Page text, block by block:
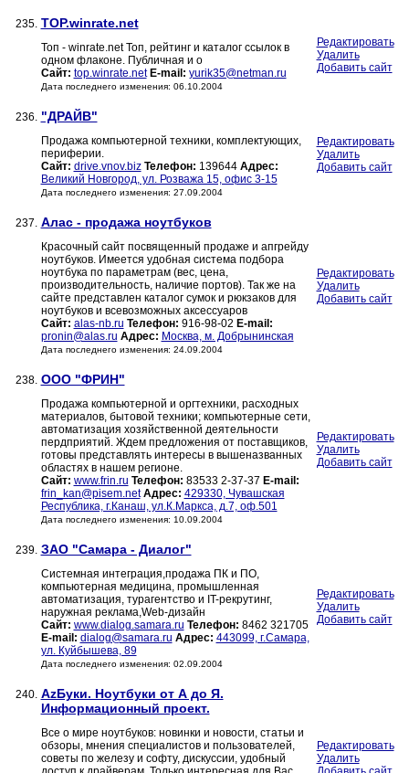
235. TOP.winrate.net
Топ - winrate.net Топ, рейтинг и каталог ссылок в
одном флаконе. Публичная и о
Сайт: top.winrate.net E-mail: yurik35@netman.ru
Дата последнего изменения: 06.10.2004
Редактировать
Удалить
Добавить сайт
236. "ДРАЙВ"
Продажа компьютерной техники, комплектующих,
периферии.
Сайт: drive.vnov.biz Телефон: 139644 Адрес:
Великий Новгород, ул. Розважа 15, офис 3-15
Дата последнего изменения: 27.09.2004
Редактировать
Удалить
Добавить сайт
237. Алас - продажа ноутбуков
Красочный сайт посвященный продаже и апгрейду
ноутбуков. Имеется удобная система подбора
ноутбука по параметрам (вес, цена,
производительность, наличие портов). Так же на
сайте представлен каталог сумок и рюкзаков для
ноутбуков и всевозможных аксессуаров
Сайт: alas-nb.ru Телефон: 916-98-02 E-mail:
pronin@alas.ru Адрес: Москва, м. Добрынинская
Дата последнего изменения: 24.09.2004
Редактировать
Удалить
Добавить сайт
238. ООО "ФРИН"
Продажа компьютерной и оргтехники, расходных
материалов, бытовой техники; компьютерные сети,
автоматизация хозяйственной деятельности
пердприятий. Ждем предложения от поставщиков,
готовы представлять интересы в вышеназванных
областях в нашем регионе.
Сайт: www.frin.ru Телефон: 83533 2-37-37 E-mail:
frin_kan@pisem.net Адрес: 429330, Чувашская
Республика, г.Канаш, ул.К.Маркса, д.7, оф.501
Дата последнего изменения: 10.09.2004
Редактировать
Удалить
Добавить сайт
239. ЗАО "Самара - Диалог"
Системная интеграция,продажа ПК и ПО,
компьютерная медицина, промышленная
автоматизация, турагентство и IT-рекрутинг,
наружная реклама,Web-дизайн
Сайт: www.dialog.samara.ru Телефон: 8462 321705
E-mail: dialog@samara.ru Адрес: 443099, г.Самара,
ул. Куйбышева, 89
Дата последнего изменения: 02.09.2004
Редактировать
Удалить
Добавить сайт
240. AzБуки. Ноутбуки от А до Я.
Информационный проект.
Все о мире ноутбуков: новинки и новости, статьи и
обзоры, мнения специалистов и пользователей,
советы по железу и софту, дискуссии, удобный
Редактировать
Удалить